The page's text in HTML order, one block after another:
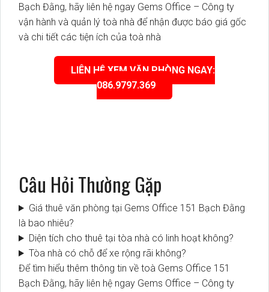
Bạch Đằng, hãy liên hệ ngay Gems Office – Công ty
vận hành và quản lý toà nhà để nhận được báo giá gốc
và chi tiết các tiện ích của toà nhà
LIÊN HỆ XEM VĂN PHÒNG NGAY:
086.9797.369
Câu Hỏi Thường Gặp
Giá thuê văn phòng tại Gems Office 151 Bạch Đằng
là bao nhiêu?
Diện tích cho thuê tại tòa nhà có linh hoạt không?
Tòa nhà có chỗ để xe rộng rãi không?
Để tìm hiểu thêm thông tin về toà Gems Office 151
Bạch Đằng, hãy liên hệ ngay Gems Office – Công ty